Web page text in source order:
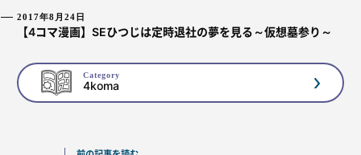
2017年8月24日
【4コマ漫画】SEひつじは定時退社の夢を見る～仮想墓参り～
Category
4koma